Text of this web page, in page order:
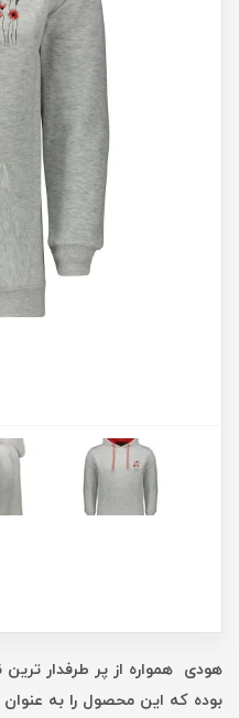
هودی همواره از پر طرفدار
بوده که این محصول را به